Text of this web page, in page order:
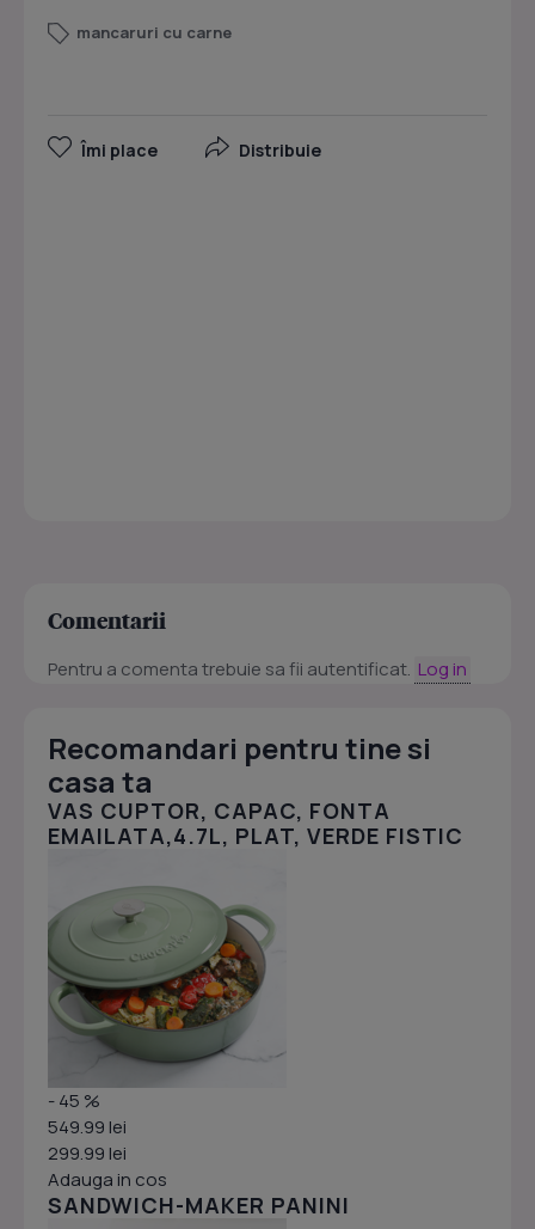
mancaruri cu carne
Îmi place Distribuie
Comentarii
Pentru a comenta trebuie sa fii autentificat. Log in
Recomandari pentru tine si
casa ta
VAS CUPTOR, CAPAC, FONTA
EMAILATA,4.7L, PLAT, VERDE FISTIC
- 45 %
549.99 lei
299.99 lei
Adauga in cos
SANDWICH-MAKER PANINI